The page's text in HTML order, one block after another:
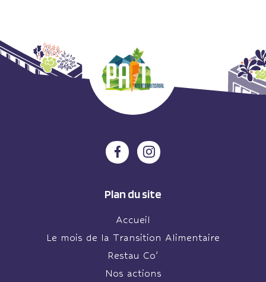
Plan du site
Accueil
Le mois de la Transition Alimentaire
Restau Co’
Nos actions